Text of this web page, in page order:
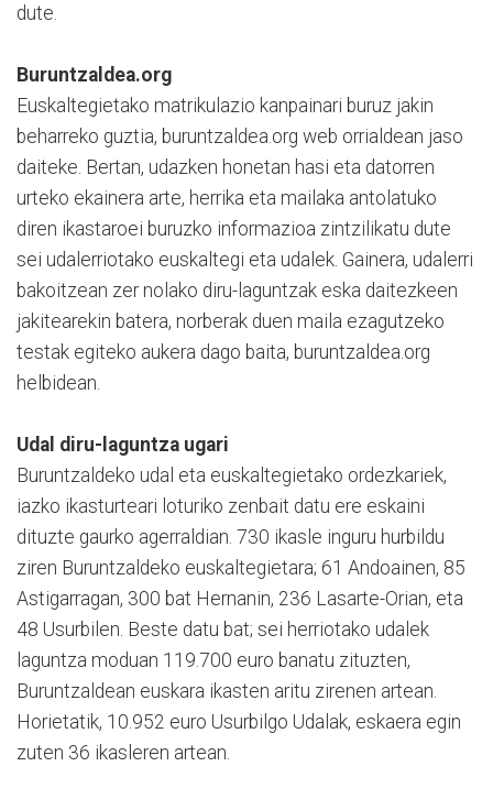
dute.
Buruntzaldea.org
Euskaltegietako matrikulazio kanpainari buruz jakin
beharreko guztia, buruntzaldea.org web orrialdean jaso
daiteke. Bertan, udazken honetan hasi eta datorren
urteko ekainera arte, herrika eta mailaka antolatuko
diren ikastaroei buruzko informazioa zintzilikatu dute
sei udalerriotako euskaltegi eta udalek. Gainera, udalerri
bakoitzean zer nolako diru-laguntzak eska daitezkeen
jakitearekin batera, norberak duen maila ezagutzeko
testak egiteko aukera dago baita, buruntzaldea.org
helbidean.
Udal diru-laguntza ugari
Buruntzaldeko udal eta euskaltegietako ordezkariek,
iazko ikasturteari loturiko zenbait datu ere eskaini
dituzte gaurko agerraldian. 730 ikasle inguru hurbildu
ziren Buruntzaldeko euskaltegietara; 61 Andoainen, 85
Astigarragan, 300 bat Hernanin, 236 Lasarte-Orian, eta
48 Usurbilen. Beste datu bat; sei herriotako udalek
laguntza moduan 119.700 euro banatu zituzten,
Buruntzaldean euskara ikasten aritu zirenen artean.
Horietatik, 10.952 euro Usurbilgo Udalak, eskaera egin
zuten 36 ikasleren artean.